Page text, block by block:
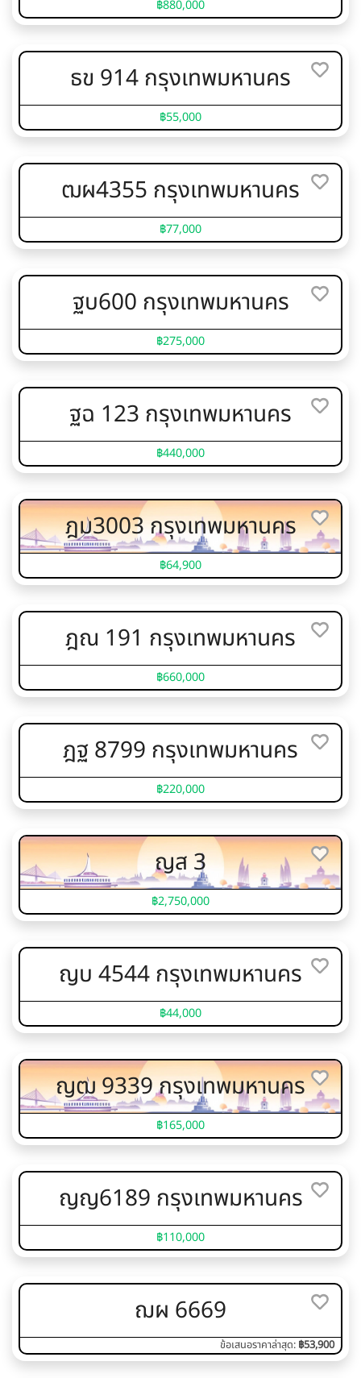
฿880,000
ธข 914 กรุงเทพมหานคร
฿55,000
ฒผ4355 กรุงเทพมหานคร
฿77,000
ฐบ600 กรุงเทพมหานคร
฿275,000
ฐฉ 123 กรุงเทพมหานคร
฿440,000
ฎม3003 กรุงเทพมหานคร
฿64,900
ฎณ 191 กรุงเทพมหานคร
฿660,000
ฎฐ 8799 กรุงเทพมหานคร
฿220,000
ญส 3
฿2,750,000
ญบ 4544 กรุงเทพมหานคร
฿44,000
ญฒ 9339 กรุงเทพมหานคร
฿165,000
ญญ6189 กรุงเทพมหานคร
฿110,000
ฌผ 6669
ข้อเสนอราคาล่าสุด: ฿53,900